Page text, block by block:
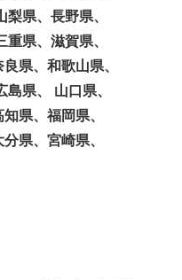
県、長野県、
県、滋賀県、
県、和歌山県、
県、 山口県、
県、福岡県、
県、宮崎県、